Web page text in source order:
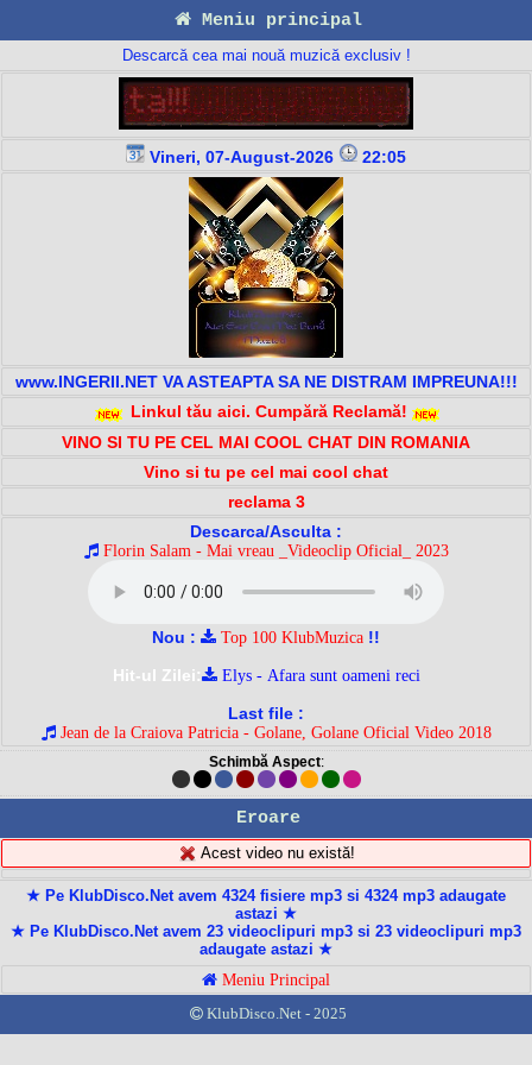
Meniu principal
Descarcă cea mai nouă muzică exclusiv !
Vineri, 07-August-2026 22:05
www.INGERII.NET VA ASTEAPTA SA NE DISTRAM IMPREUNA!!!
Linkul tău aici. Cumpără Reclamă!
VINO SI TU PE CEL MAI COOL CHAT DIN ROMANIA
Vino si tu pe cel mai cool chat
reclama 3
Descarca/Asculta :
Florin Salam - Mai vreau _Videoclip Oficial_ 2023
Nou : Top 100 KlubMuzica !!
Hit-ul Zilei:
Elys - Afara sunt oameni reci
Last file :
Jean de la Craiova Patricia - Golane, Golane Oficial Video 2018
Schimbă Aspect:
Eroare
Acest video nu există!
★ Pe KlubDisco.Net avem 4324 fisiere mp3 si 4324 mp3 adaugate
astazi ★
★ Pe KlubDisco.Net avem 23 videoclipuri mp3 si 23 videoclipuri mp3
adaugate astazi ★
Meniu Principal
KlubDisco.Net - 2025